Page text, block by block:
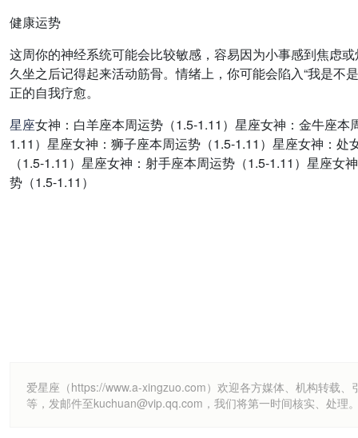
健康运势
这周你的神经系统可能会比较敏感，容易因为小事感到焦虑
久坐之后记得起来活动筋骨。情绪上，你可能会陷入“我是
正的自我疗愈。
星座女神：白羊座本周运势（1.5-1.11）星座女神：金牛座
1.11）星座女神：狮子座本周运势（1.5-1.11）星座女神：
（1.5-1.11）星座女神：射手座本周运势（1.5-1.11）星座
势（1.5-1.11）
爱星座（https://www.a-xingzuo.com）欢迎各方媒体、机构转载
等，发邮件至kuchuan@vip.qq.com，我们将第一时间核实、处理